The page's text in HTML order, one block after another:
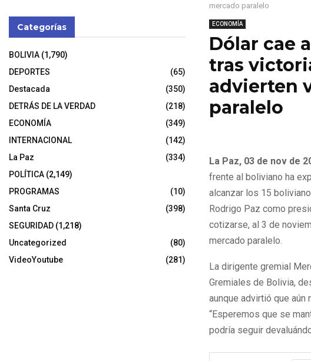
mercado paralelo
ECONOMÍA
Dólar cae
tras
advierten
paralelo
La Paz, 03 de nov de
frente al boliviano ha
alcanzar los 15
Rodrigo Paz como
cotizarse, al 3 de
mercado paralelo.
La dirigente gremial
Gremiales de Bolivia,
aunque advirtió que
“Esperemos que se
podría seguir
Categorías
BOLIVIA (1,790)
DEPORTES
(65)
Destacada
(350)
DETRÁS DE LA VERDAD
(218)
ECONOMÍA
(349)
INTERNACIONAL
(142)
La Paz
(334)
POLÍTICA (2,149)
PROGRAMAS
(10)
Santa Cruz
(398)
SEGURIDAD (1,218)
Uncategorized
(80)
VideoYoutube
(281)